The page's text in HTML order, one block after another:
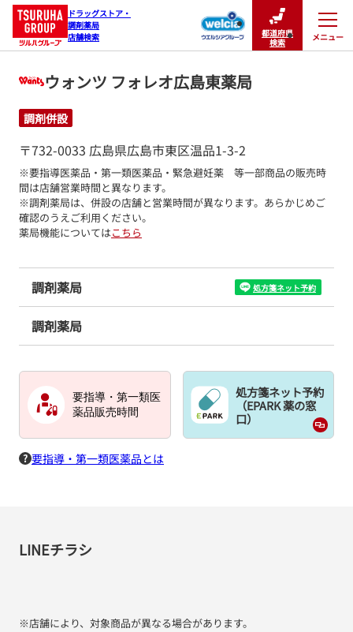
ドラッグストア・
調剤薬局
店舗検索
都道府県
検索
メニュー
閉じる
ウォンツ フォレオ広島東薬局
調剤併設
〒732-0033 広島県広島市東区温品1-3-2
※要指導医薬品・第一類医薬品・緊急避妊薬　等一部商品の販売時
間は店舗営業時間と異なります。
※調剤薬局は、併設の店舗と営業時間が異なります。あらかじめご
確認のうえご利用ください。
薬局機能についてはこちら
調剤薬局 処方箋ネット予約
調剤薬局
要指導・第一類医
薬品販売時間
処方箋ネット予約
（EPARK 薬の窓
口）
要指導・第一類医薬品とは
LINEチラシ
※店舗により、対象商品が異なる場合があります。